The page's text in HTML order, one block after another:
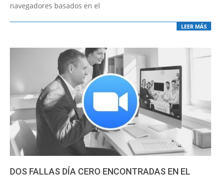
navegadores basados en el
LEER MÁS
DOS FALLAS DÍA CERO ENCONTRADAS EN EL